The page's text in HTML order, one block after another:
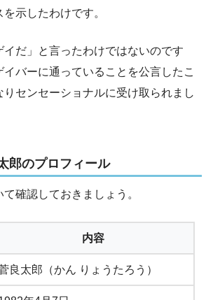
示したわけです。
イだ」と言ったわけではないのです
バーに通っていることを公言したこ
りセンセーショナルに受け取られまし
郎のプロフィール
確認しておきましょう。
内容
良太郎（かん りょうたろう）